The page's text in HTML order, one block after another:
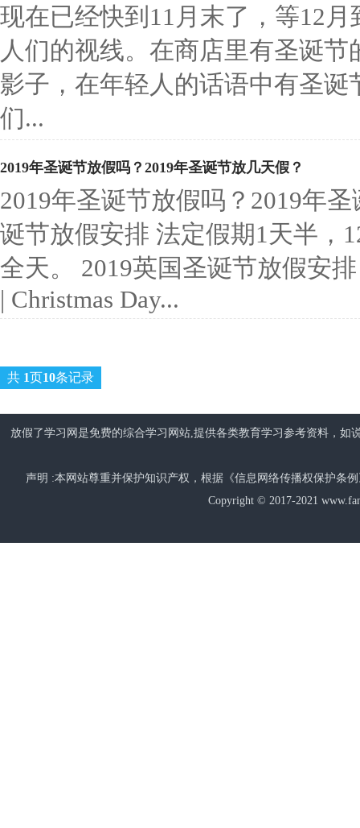
现在已经快到11月末了，等12
人们的视线。在商店里有圣诞
影子，在年轻人的话语中有圣
们...
2019年圣诞节放假吗？2019年圣诞节放几天假？
2019年圣诞节放假吗？2019年
诞节放假安排 法定假期1天半，
全天。 2019英国圣诞节放假安
| Christmas Day...
共 1页10条记录
放假了学习网是免费的综合学习网站,提供各类教育学习参考资料，
声明 :本网站尊重并保护知识产权，根据《信息网络传播权保护条
Copyright © 2017-2021